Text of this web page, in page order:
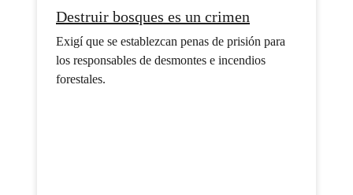
Destruir bosques es un crimen
Exigí que se establezcan penas de prisión para
los responsables de desmontes e incendios
forestales.